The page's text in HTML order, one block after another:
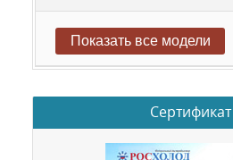
Показать все модели
Сертификат